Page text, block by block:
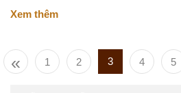
Xem thêm
« 1 2 3 4 5